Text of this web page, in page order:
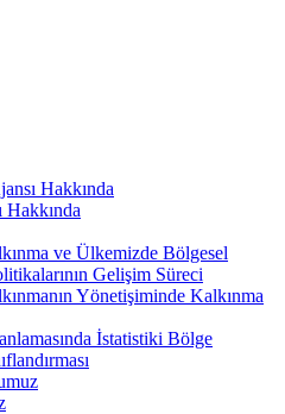
Hakkında
Hakkında
ve Ülkemizde Bölgesel
Gelişim Süreci
Yönetişiminde Kalkınma
İstatistiki Bölge